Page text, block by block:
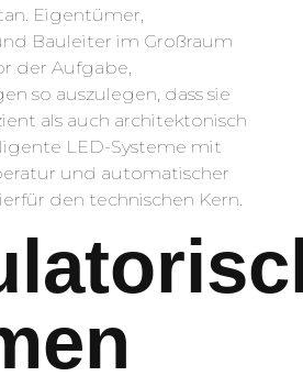
Eigentümer,
Bauleiter im Großraum
der Aufgabe,
so auszulegen, dass sie
als auch architektonisch
LED-Systeme mit
und automatischer
den technischen Kern.